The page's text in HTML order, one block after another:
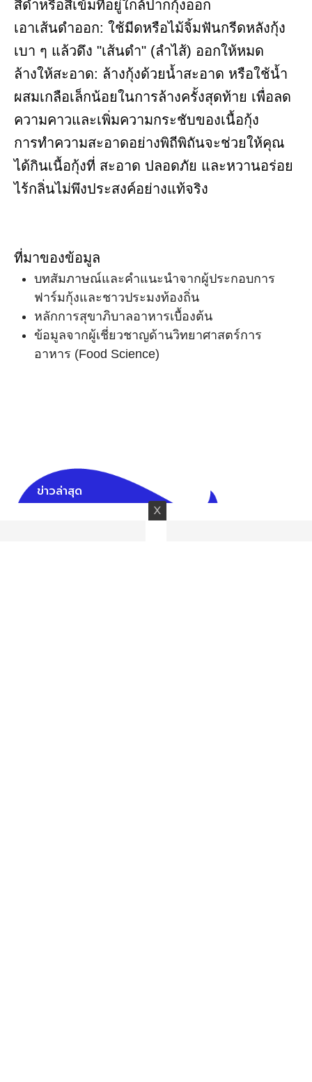
สีดำหรือสีเข้มที่อยู่ใกล้ปากกุ้งออก
เอาเส้นดำออก: ใช้มีดหรือไม้จิ้มฟันกรีดหลังกุ้ง
เบา ๆ แล้วดึง "เส้นดำ" (ลำไส้) ออกให้หมด
ล้างให้สะอาด: ล้างกุ้งด้วยน้ำสะอาด หรือใช้น้ำ
ผสมเกลือเล็กน้อยในการล้างครั้งสุดท้าย เพื่อลด
ความคาวและเพิ่มความกระชับของเนื้อกุ้ง
การทำความสะอาดอย่างพิถีพิถันจะช่วยให้คุณ
ได้กินเนื้อกุ้งที่ สะอาด ปลอดภัย และหวานอร่อย
ไร้กลิ่นไม่พึงประสงค์อย่างแท้จริง
ที่มาของข้อมูล
บทสัมภาษณ์และคำแนะนำจากผู้ประกอบการ
ฟาร์มกุ้งและชาวประมงท้องถิ่น
หลักการสุขาภิบาลอาหารเบื้องต้น
ข้อมูลจากผู้เชี่ยวชาญด้านวิทยาศาสตร์การ
อาหาร (Food Science)
ข่าวล่าสุด